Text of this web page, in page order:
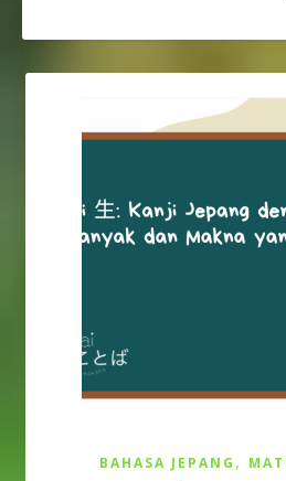
BAHASA JEPANG ,